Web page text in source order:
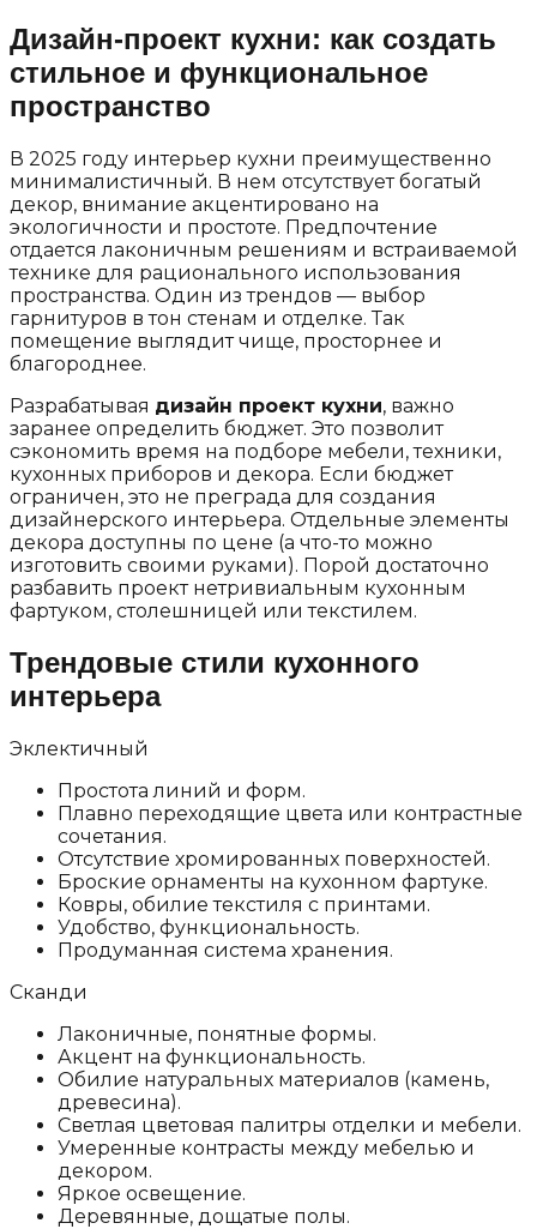
Дизайн-проект кухни: как создать
стильное и функциональное
пространство
В 2025 году интерьер кухни преимущественно
минималистичный. В нем отсутствует богатый
декор, внимание акцентировано на
экологичности и простоте. Предпочтение
отдается лаконичным решениям и встраиваемой
технике для рационального использования
пространства. Один из трендов — выбор
гарнитуров в тон стенам и отделке. Так
помещение выглядит чище, просторнее и
благороднее.
Разрабатывая дизайн проект кухни, важно
заранее определить бюджет. Это позволит
сэкономить время на подборе мебели, техники,
кухонных приборов и декора. Если бюджет
ограничен, это не преграда для создания
дизайнерского интерьера. Отдельные элементы
декора доступны по цене (а что-то можно
изготовить своими руками). Порой достаточно
разбавить проект нетривиальным кухонным
фартуком, столешницей или текстилем.
Трендовые стили кухонного
интерьера
Эклектичный
Простота линий и форм.
Плавно переходящие цвета или контрастные
сочетания.
Отсутствие хромированных поверхностей.
Броские орнаменты на кухонном фартуке.
Ковры, обилие текстиля с принтами.
Удобство, функциональность.
Продуманная система хранения.
Сканди
Лаконичные, понятные формы.
Акцент на функциональность.
Обилие натуральных материалов (камень,
древесина).
Светлая цветовая палитры отделки и мебели.
Умеренные контрасты между мебелью и
декором.
Яркое освещение.
Деревянные, дощатые полы.